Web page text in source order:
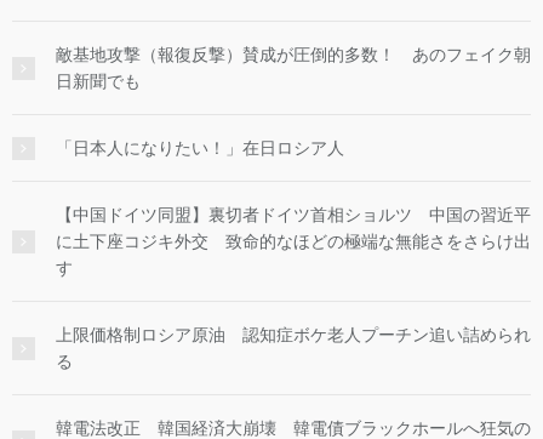
敵基地攻撃（報復反撃）賛成が圧倒的多数！ あのフェイク朝
日新聞でも
「日本人になりたい！」在日ロシア人
【中国ドイツ同盟】裏切者ドイツ首相ショルツ 中国の習近平
に土下座コジキ外交 致命的なほどの極端な無能さをさらけ出
す
上限価格制ロシア原油 認知症ボケ老人プーチン追い詰められ
る
韓電法改正 韓国経済大崩壊 韓電債ブラックホールへ狂気の